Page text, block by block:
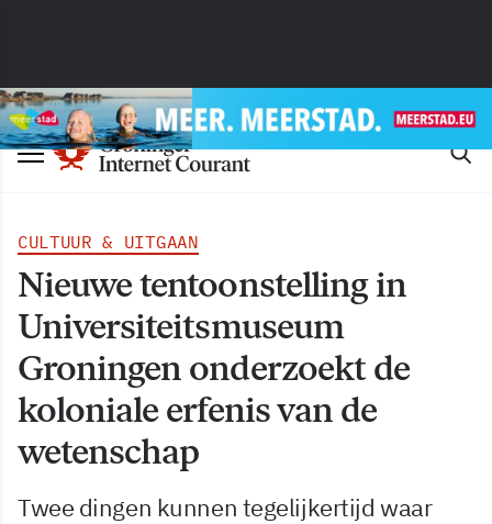
CULTUUR & UITGAAN
Nieuwe tentoonstelling in
Universiteitsmuseum
Groningen onderzoekt de
koloniale erfenis van de
wetenschap
Twee dingen kunnen tegelijkertijd waar